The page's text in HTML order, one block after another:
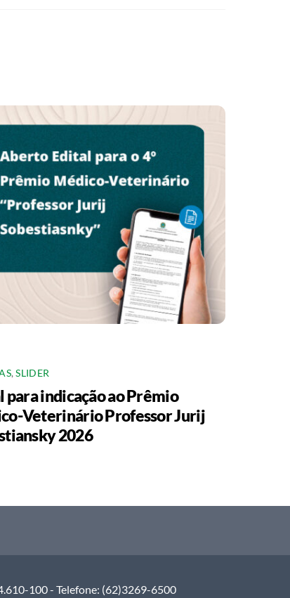
,SLIDER
para indicação ao Prêmio
Veterinário Professor Jurij
2026
100 - Telefone: (62)3269-6500